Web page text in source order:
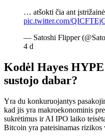
… atšokti čia ant
pic.twitter.com/
— Satoshi Flipper
4 d
Kodėl Hayes
sustojo dabar?
Yra du konkuruojantys
kad jis yra makroekonominis
sukrėtimus ir AI IPO laiko
Bitcoin yra pateisinamas